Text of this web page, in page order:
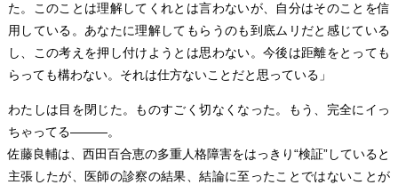
た。このことは理解してくれとは言わないが、自分はそのことを信
用している。あなたに理解してもらうのも到底ムリだと感じている
し、この考えを押し付けようとは思わない。今後は距離をとっても
らっても構わない。それは仕方ないことだと思っている」
わたしは目を閉じた。ものすごく切なくなった。もう、完全にイっ
ちゃってる―――。
佐藤良輔は、西田百合恵の多重人格障害をはっきり“検証”していると
主張したが、医師の診察の結果、結論に至ったことではないことが